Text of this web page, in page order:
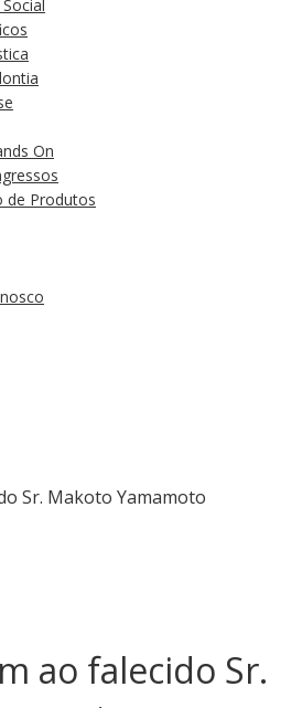
On
de Produtos
Sr. Makoto Yamamoto
ao falecido Sr.